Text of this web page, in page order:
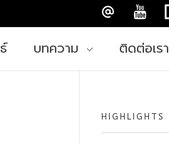
บทความ ติดต่อเรา
HIGHLIGHTS